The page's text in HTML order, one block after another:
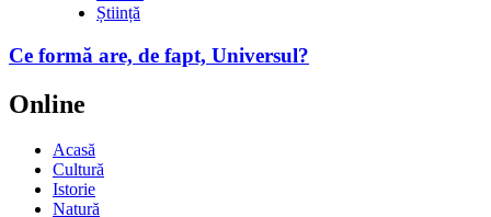
Știință
Ce formă are, de fapt, Universul?
Online
Acasă
Cultură
Istorie
Natură